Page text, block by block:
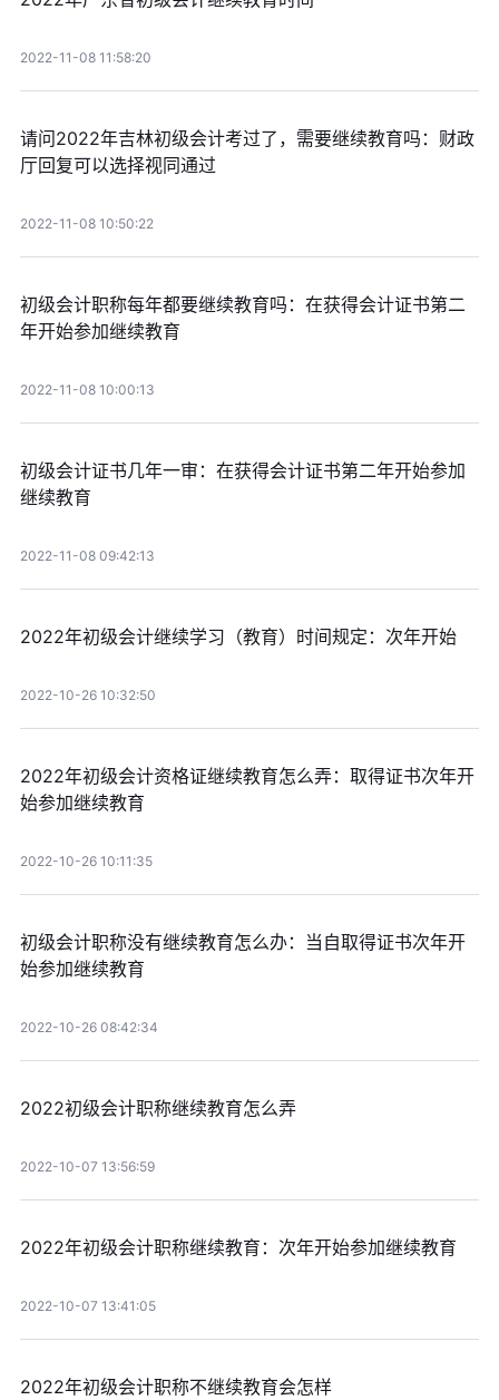
2022-11-08 11:58:20
请问2022年吉林初级会计考过了，需要继续教育吗：财政
厅回复可以选择视同通过
2022-11-08 10:50:22
初级会计职称每年都要继续教育吗：在获得会计证书第二
年开始参加继续教育
2022-11-08 10:00:13
初级会计证书几年一审：在获得会计证书第二年开始参加
继续教育
2022-11-08 09:42:13
2022年初级会计继续学习（教育）时间规定：次年开始
2022-10-26 10:32:50
2022年初级会计资格证继续教育怎么弄：取得证书次年开
始参加继续教育
2022-10-26 10:11:35
初级会计职称没有继续教育怎么办：当自取得证书次年开
始参加继续教育
2022-10-26 08:42:34
2022初级会计职称继续教育怎么弄
2022-10-07 13:56:59
2022年初级会计职称继续教育：次年开始参加继续教育
2022-10-07 13:41:05
2022年初级会计职称不继续教育会怎样